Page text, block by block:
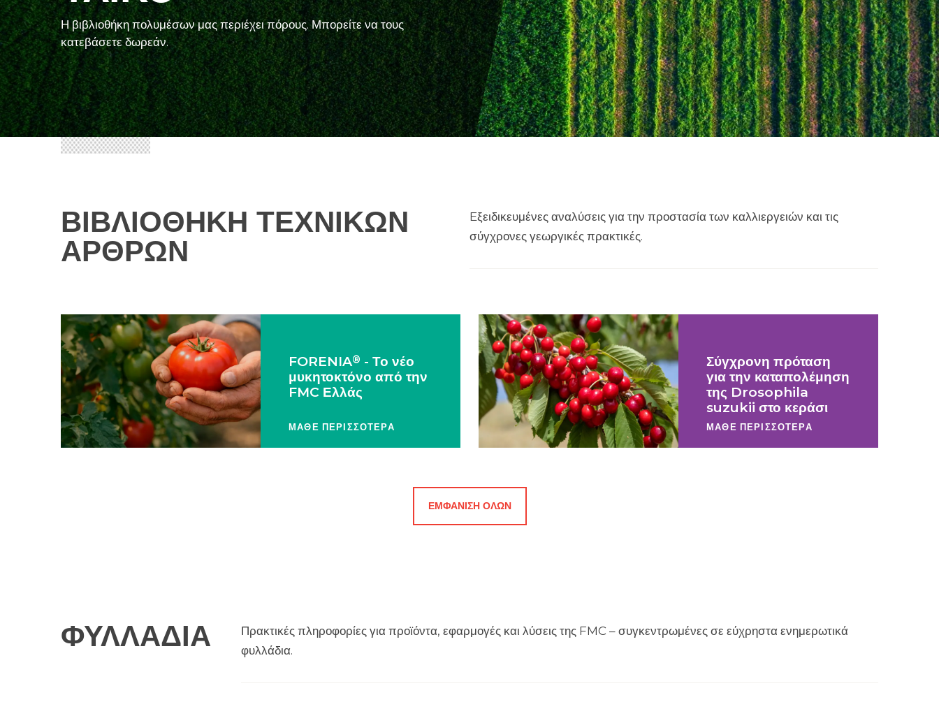
Η βιβλιοθήκη πολυμέσων μας περιέχει πόρους. Μπορείτε να τους
κατεβάσετε δωρεάν.
ΒΙΒΛΙΟΘΉΚΗ ΤΕΧΝΙΚΏΝ
ΆΡΘΡΩΝ
Eξειδικευμένες αναλύσεις για την προστασία των καλλιεργειών και τις
σύγχρονες γεωργικές πρακτικές.
ΜΑΘΕ ΠΕΡΙΣΣΟΤΕΡΑ
FORENIA® - Το νέο
μυκητοκτόνο από την
FMC Ελλάς
ΜΑΘΕ ΠΕΡΙΣΣΟΤΕΡΑ
Σύγχρονη πρόταση
για την καταπολέμηση
της Drosophila
suzukii στο κεράσι
ΕΜΦΆΝΙΣΗ ΌΛΩΝ
ΦΥΛΛΆΔΙΑ
Πρακτικές πληροφορίες για προϊόντα, εφαρμογές και λύσεις της FMC – συγκεντρωμένες σε εύχρηστα ενημερωτικά
φυλλάδια.